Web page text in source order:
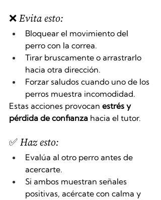
❌ Evita esto:
Bloquear el movimiento del
perro con la correa.
Tirar bruscamente o arrastrarlo
hacia otra dirección.
Forzar saludos cuando uno de los
perros muestra incomodidad.
Estas acciones provocan estrés y
pérdida de confianza hacia el tutor.
✅ Haz esto:
Evalúa al otro perro antes de
acercarte.
Si ambos muestran señales
positivas, acércate con calma y